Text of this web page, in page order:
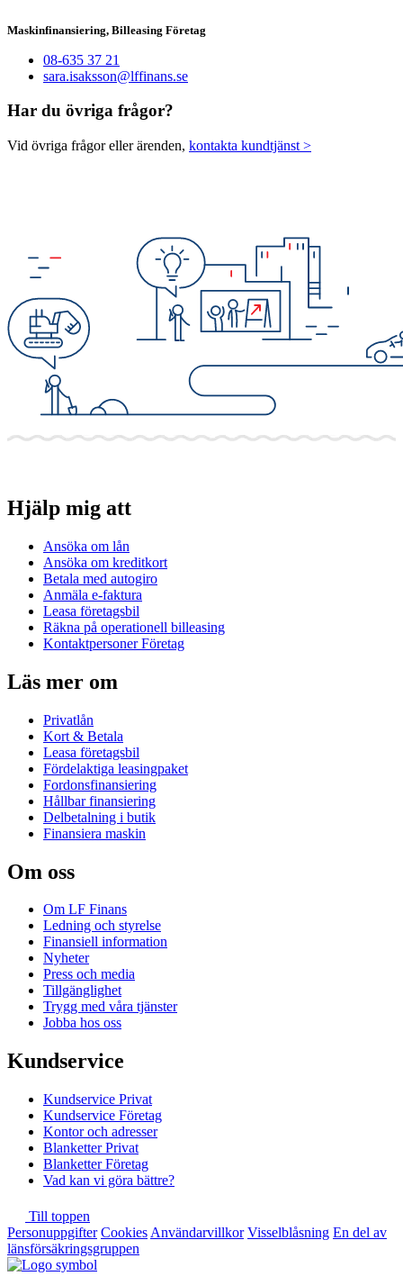
Maskinfinansiering, Billeasing Företag
08-635 37 21
sara.isaksson@lffinans.se
Har du övriga frågor?
Vid övriga frågor eller ärenden, kontakta kundtjänst >
Hjälp mig att
Ansöka om lån
Ansöka om kreditkort
Betala med autogiro
Anmäla e-faktura
Leasa företagsbil
Räkna på operationell billeasing
Kontaktpersoner Företag
Läs mer om
Privatlån
Kort & Betala
Leasa företagsbil
Fördelaktiga leasingpaket
Fordonsfinansiering
Hållbar finansiering
Delbetalning i butik
Finansiera maskin
Om oss
Om LF Finans
Ledning och styrelse
Finansiell information
Nyheter
Press och media
Tillgänglighet
Trygg med våra tjänster
Jobba hos oss
Kundservice
Kundservice Privat
Kundservice Företag
Kontor och adresser
Blanketter Privat
Blanketter Företag
Vad kan vi göra bättre?
Till toppen
Personuppgifter Cookies Användarvillkor Visselblåsning En del av
länsförsäkringsgruppen